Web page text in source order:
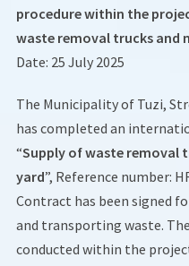
procedure within the
waste removal trucks and
Date: 25 July 2025
The Municipality of Tuzi,
has completed an
“Supply of waste removal
yard”, Reference number:
Contract has been signed
and transporting waste.
conducted within the